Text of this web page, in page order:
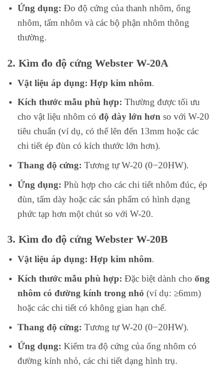
Ứng dụng: Đo độ cứng của thanh nhôm, ống
nhôm, tấm nhôm và các bộ phận nhôm thông
thường.
2. Kìm đo độ cứng Webster W-20A
Vật liệu áp dụng: Hợp kim nhôm.
Kích thước mẫu phù hợp: Thường được tối ưu
cho vật liệu nhôm có độ dày lớn hơnso với W-20
tiêu chuẩn (ví dụ, có thể lên đến 13mmhoặc các
chi tiết ép đùn có kích thước lớn hơn).
Thang độ cứng: Tương tự W-20 (0−20HW).
Ứng dụng: Phù hợp cho các chi tiết nhôm đúc, ép
đùn, tấm dày hoặc các sản phẩm có hình dạng
phức tạp hơn một chút so với W-20.
3. Kìm đo độ cứng Webster W-20B
Vật liệu áp dụng: Hợp kim nhôm.
Kích thước mẫu phù hợp: Đặc biệt dành cho ống
nhôm có đường kính trong nhỏ (ví dụ: ≥6mm)
hoặc các chi tiết có không gian hạn chế.
Thang độ cứng: Tương tự W-20 (0−20HW).
Ứng dụng: Kiểm tra độ cứng của ống nhôm có
đường kính nhỏ, các chi tiết dạng hình trụ.